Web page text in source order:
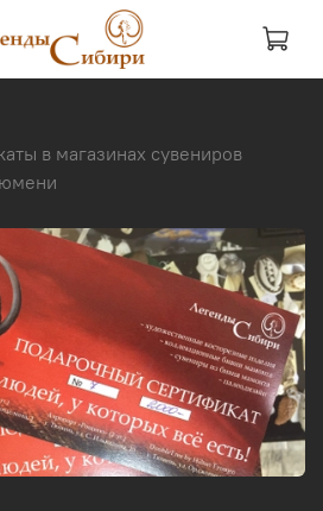
в магазинах сувениров